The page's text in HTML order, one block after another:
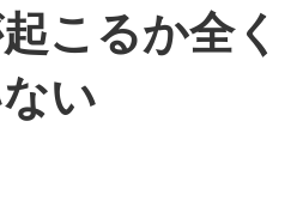
こるか全く
い